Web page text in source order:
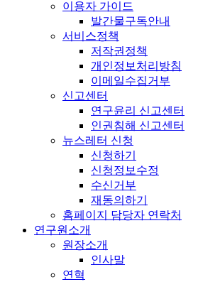
이용자 가이드
발간물구독안내
서비스정책
저작권정책
개인정보처리방침
이메일수집거부
신고센터
연구윤리 신고센터
인권침해 신고센터
뉴스레터 신청
신청하기
신청정보수정
수신거부
재동의하기
홈페이지 담당자 연락처
연구원소개
원장소개
인사말
연혁